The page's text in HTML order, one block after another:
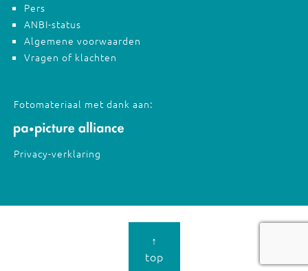
Pers
ANBI-status
Algemene voorwaarden
Vragen of klachten
Fotomateriaal met dank aan:
Privacy-verklaring
↑
top